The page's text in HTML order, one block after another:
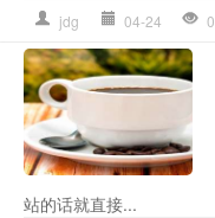
jdg 04-24 0
站的话就直接...